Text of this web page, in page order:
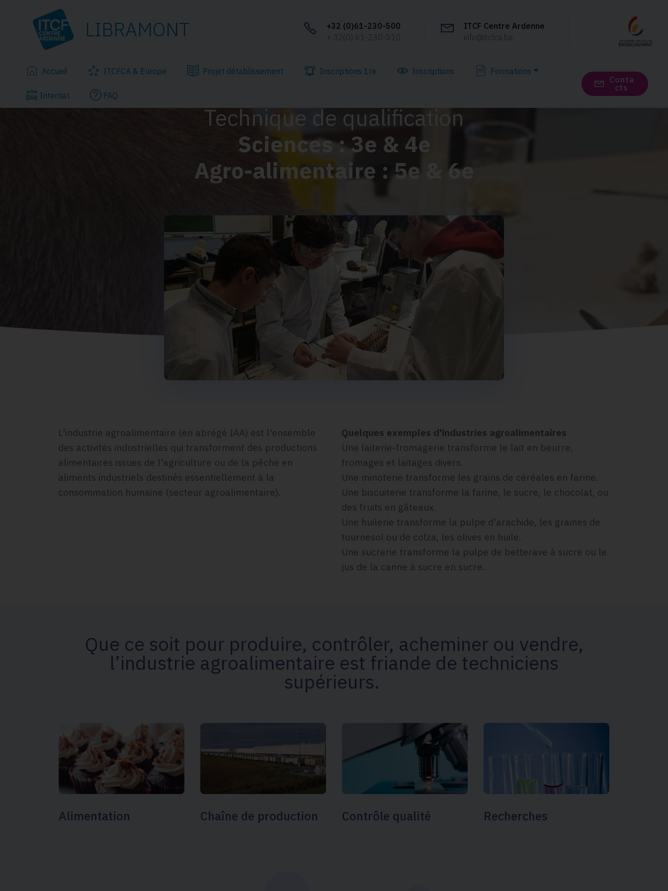
LIBRAMONT
+32 (0)61-230-500
+ 32(0) 61-230-510
ITCF Centre Ardenne
info@itcfca.be
Accueil ITCFCA & Europe Projet détablissement Inscriptions 1re Inscriptions Formations
Internat FAQ
Сonta
cts
Technique de qualification
Sciences : 3e & 4e
Agro-alimentaire : 5e & 6e
L'industrie agroalimentaire (en abrégé IAA) est l'ensemble
des activités industrielles qui transforment des productions
alimentaires issues de l'agriculture ou de la pêche en
aliments industriels destinés essentiellement à la
consommation humaine (secteur agroalimentaire).
Quelques exemples d'industries agroalimentaires
Une laiterie-fromagerie transforme le lait en beurre,
fromages et laitages divers.
Une minoterie transforme les grains de céréales en farine.
Une biscuiterie transforme la farine, le sucre, le chocolat, ou
des fruits en gâteaux.
Une huilerie transforme la pulpe d'arachide, les graines de
tournesol ou de colza, les olives en huile.
Une sucrerie transforme la pulpe de betterave à sucre ou le
jus de la canne à sucre en sucre.
Que ce soit pour produire, contrôler, acheminer ou vendre,
l’industrie agroalimentaire est friande de techniciens
supérieurs.
Alimentation Chaîne de production Contrôle qualité Recherches